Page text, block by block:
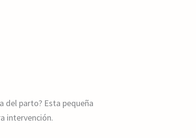
del parto? Esta pequeña
intervención.